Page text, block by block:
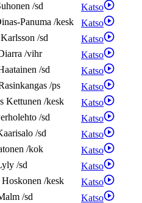
/sd
Katso
Panuma /kesk
Katso
Karlsson /sd
Katso
/vihr
Katso
/sd
Katso
/ps
Katso
Kettunen /kesk
Katso
/sd
Katso
/sd
Katso
/kok
Katso
/sd
Katso
Hoskonen /kesk
Katso
/sd
Katso